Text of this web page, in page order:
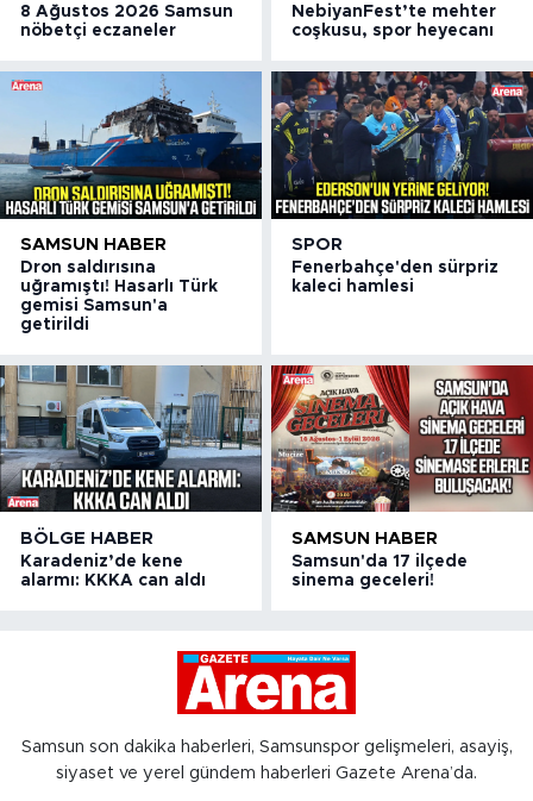
8 Ağustos 2026 Samsun
nöbetçi eczaneler
NebiyanFest’te mehter
coşkusu, spor heyecanı
SAMSUN HABER
Dron saldırısına
uğramıştı! Hasarlı Türk
gemisi Samsun'a
getirildi
SPOR
Fenerbahçe'den sürpriz
kaleci hamlesi
BÖLGE HABER
Karadeniz’de kene
alarmı: KKKA can aldı
SAMSUN HABER
Samsun'da 17 ilçede
sinema geceleri!
Samsun son dakika haberleri, Samsunspor gelişmeleri, asayiş,
siyaset ve yerel gündem haberleri Gazete Arena’da.